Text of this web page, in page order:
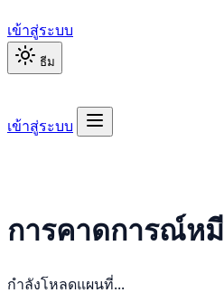
เข้าสู่ระบบ
ธีม
เข้าสู่ระบบ
การคาดการณ์หมี
กำลังโหลดแผนที่...